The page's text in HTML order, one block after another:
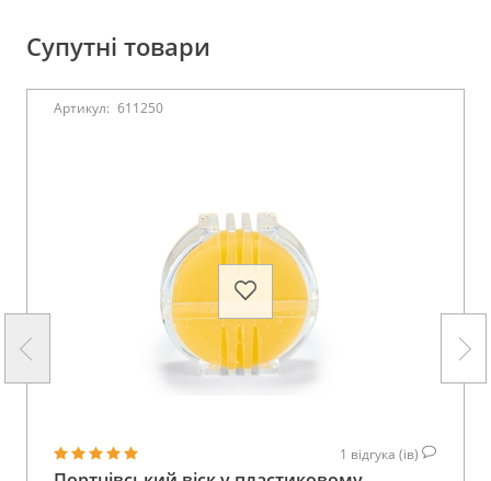
Супутні товари
Артикул: 611250
1 відгука (ів)